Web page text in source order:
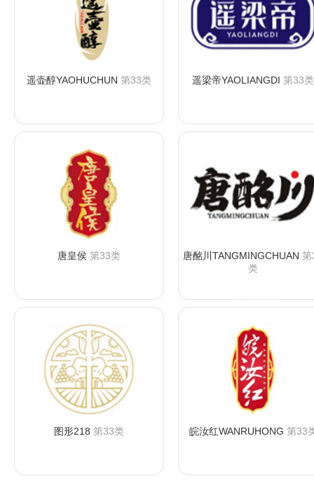
遥壶醇YAOHUCHUN 第33类 遥梁帝YAOLIANGDI 第33类
唐皇侯 第33类 唐酩川TANGMINGCHUAN 第
类
图形218 第33类 皖汝红WANRUHONG 第33